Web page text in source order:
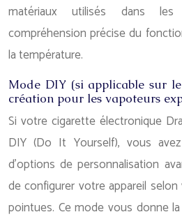
matériaux utilisés dans
compréhension précise du
la température.
Mode DIY (si applicable sur
création pour les vapoteurs
Si votre cigarette électronique
DIY (Do It Yourself), vous
d’options de personnalisation
de configurer votre appareil
pointues. Ce mode vous donne